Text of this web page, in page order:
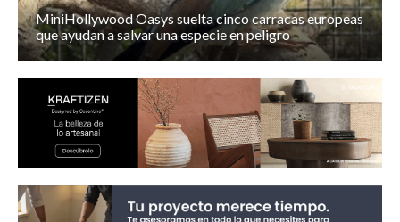
MiniHollywood Oasys suelta cinco carracas europeas
que ayudan a salvar una especie en peligro